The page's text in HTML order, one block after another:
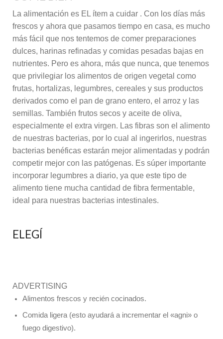
La alimentación es EL ítem a cuidar . Con los días más
frescos y ahora que pasamos tiempo en casa, es mucho
más fácil que nos tentemos de comer preparaciones
dulces, harinas refinadas y comidas pesadas bajas en
nutrientes. Pero es ahora, más que nunca, que tenemos
que privilegiar los alimentos de origen vegetal como
frutas, hortalizas, legumbres, cereales y sus productos
derivados como el pan de grano entero, el arroz y las
semillas. También frutos secos y aceite de oliva,
especialmente el extra virgen. Las fibras son el alimento
de nuestras bacterias, por lo cual al ingerirlos, nuestras
bacterias benéficas estarán mejor alimentadas y podrán
competir mejor con las patógenas. Es súper importante
incorporar legumbres a diario, ya que este tipo de
alimento tiene mucha cantidad de fibra fermentable,
ideal para nuestras bacterias intestinales.
ELEGÍ
ADVERTISING
Alimentos frescos y recién cocinados.
Comida ligera (esto ayudará a incrementar el «agni» o
fuego digestivo).